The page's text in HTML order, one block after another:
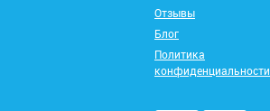
Отзывы
Блог
Политика
конфиденциальности